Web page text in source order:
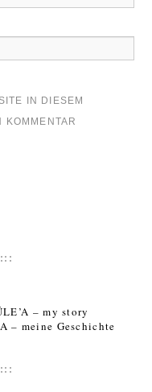
IN DIESEM
KOMMENTAR
– my story
– meine Geschichte